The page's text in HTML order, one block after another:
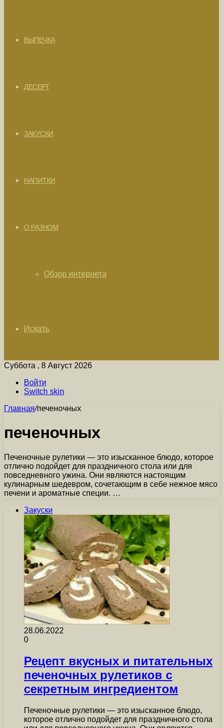
ВЫПЕЧКА
ДЕСЕРТ
ЗАКУСКИ
НАПИТКИ
О РАЗНОМ
Обзор интернета
Искать
Суббота , 8 Август 2026
Войти
Switch skin
Главная/печеночных
печеночных
Печеночные рулетики — это изысканное блюдо, которое
отлично подойдет для праздничного стола или для
повседневного ужина. Они являются настоящим
кулинарным шедевром, сочетающим в себе нежное мясо
печени и ароматные специи. …
Закуски
28.06.2022
0
Рецепт вкусных и питательных
печеночных рулетиков с
секретным ингредиентом
Печеночные рулетики — это изысканное блюдо,
которое отлично подойдет для праздничного стола